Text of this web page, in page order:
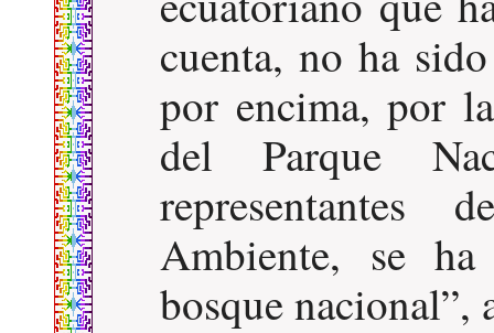
cuenta, no ha
por encima, por
del Parque
Ambiente, se
bosque nacional ,